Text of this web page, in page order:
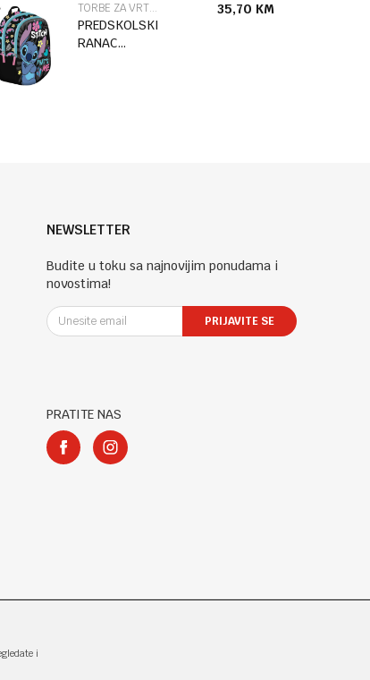
TORBE ZA VRTIĆ
PREDSKOLSKI
RANAC
35,70 KM
NEWSLETTER
Budite u toku sa najnovijim ponudama i
novostima!
PRIJAVITE SE
PRATITE NAS
i